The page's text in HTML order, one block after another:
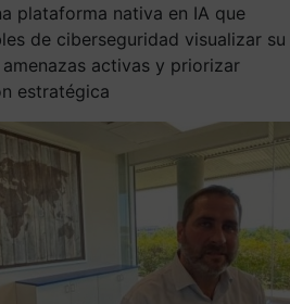
plataforma nativa en IA que
de ciberseguridad visualizar su
activas y priorizar
estratégica